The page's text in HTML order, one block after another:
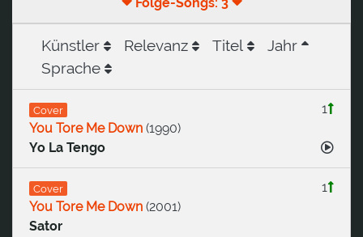
Künstler Relevanz Titel
Jahr
Sprache
Cover
1
You Tore Me Down (1990)
Yo La Tengo
Cover
1
You Tore Me Down (2001)
Sator